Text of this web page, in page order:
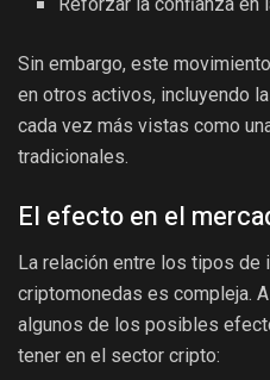
Sin embargo, este
en otros activos, incluyendo
cada vez más vistas como
tradicionales.
El efecto en el
La relación entre los tipos de
criptomonedas es compleja.
algunos de los posibles
tener en el sector cripto: